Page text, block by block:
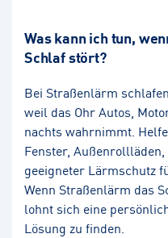
Was kann ich tun,
Schlaf stört?
Bei Straßenlärm
weil das Ohr Autos,
nachts wahrnimmt.
Fenster,
geeigneter Lärmschutz
Wenn Straßenlärm das
lohnt sich eine
Lösung zu finden.